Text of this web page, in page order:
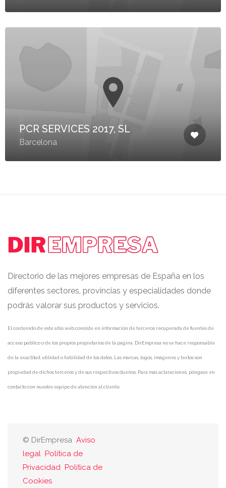
PCR SERVICES 2017, SL
Barcelona
Directorio de las mejores empresas de España en los
diferentes sectores, provincias y especialidades donde
podrás valorar sus productos y servicios.
El contenido de este sitio web consiste en información de terceros recuperada de fuentes de
acceso público o de los propios propietarios de la página. DirEmpresa no se hace responsable
de la exactitud, utilidad o fiabilidad de los datos. Las marcas, logos, imágenes y textos son
propiedad de dichos terceros y de sus respectivos dueños. Para más aclaraciones, póngase en
contacto con nuestro equipo de atención al cliente.
© DirEmpresa Aviso
legal Política de
Privacidad Política de
Cookies